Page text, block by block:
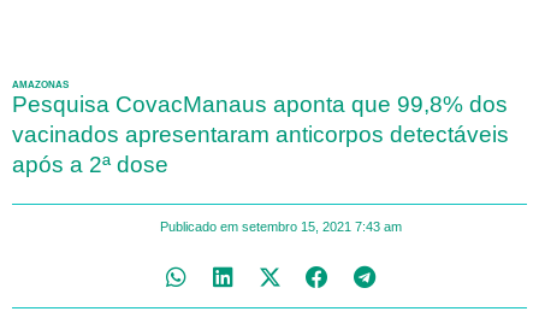
AMAZONAS
Pesquisa CovacManaus aponta que 99,8% dos
vacinados apresentaram anticorpos detectáveis
após a 2ª dose
Publicado em setembro 15, 2021 7:43 am